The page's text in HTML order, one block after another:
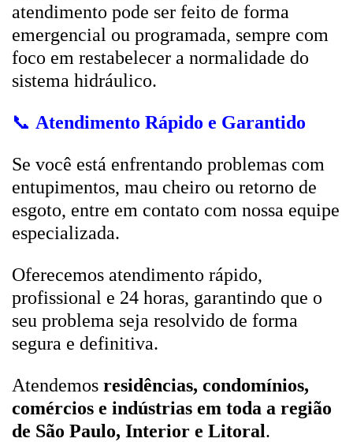
atendimento pode ser feito de forma
emergencial ou programada, sempre com
foco em restabelecer a normalidade do
sistema hidráulico.
📞 Atendimento Rápido e Garantido
Se você está enfrentando problemas com
entupimentos, mau cheiro ou retorno de
esgoto, entre em contato com nossa equipe
especializada.
Oferecemos atendimento rápido,
profissional e 24 horas, garantindo que o
seu problema seja resolvido de forma
segura e definitiva.
Atendemos residências, condomínios,
comércios e indústrias em toda a região
de São Paulo, Interior e Litoral.